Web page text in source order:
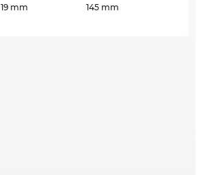
19 mm
145 mm